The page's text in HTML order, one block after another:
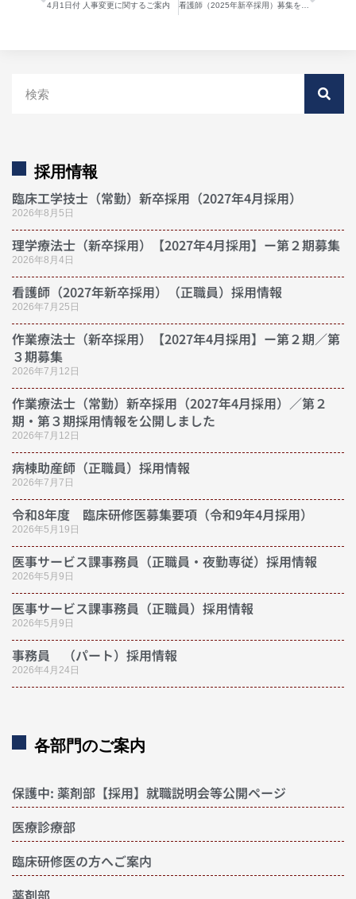
4月1日付 人事変更に関するご案内
採用情報
臨床工学技士（常勤）新卒採用（2027年4月採用）
2026年8月5日
理学療法士（新卒採用）【2027年4月採用】ー第２期募集
2026年8月4日
看護師（2027年新卒採用）（正職員）採用情報
2026年7月25日
作業療法士（新卒採用）【2027年4月採用】ー第２期／第
３期募集
2026年7月12日
作業療法士（常勤）新卒採用（2027年4月採用）／第２
期・第３期採用情報を公開しました
2026年7月12日
病棟助産師（正職員）採用情報
2026年7月7日
令和8年度 臨床研修医募集要項（令和9年4月採用）
2026年5月19日
医事サービス課事務員（正職員・夜勤専従）採用情報
2026年5月9日
医事サービス課事務員（正職員）採用情報
2026年5月9日
事務員 （パート）採用情報
2026年4月24日
各部門のご案内
保護中: 薬剤部【採用】就職説明会等公開ページ
医療診療部
臨床研修医の方へご案内
薬剤部